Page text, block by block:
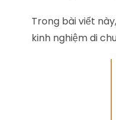
Trong bài viết
kinh nghiệm di